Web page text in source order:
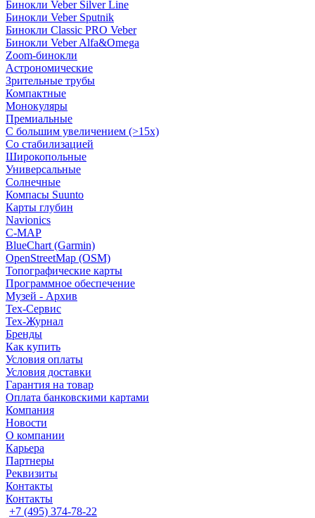
Бинокли Veber Silver Line
Бинокли Veber Sputnik
Бинокли Classic PRO Veber
Бинокли Veber Alfa&Omega
Zoom-бинокли
Астрономические
Зрительные трубы
Компактные
Монокуляры
Премиальные
С большим увеличением (>15x)
Со стабилизацией
Широкопольные
Универсальные
Солнечные
Компасы Suunto
Карты глубин
Navionics
C-MAP
BlueChart (Garmin)
OpenStreetMap (OSM)
Топографические карты
Программное обеспечение
Музей - Архив
Tex-Сервис
Тех-Журнал
Бренды
Как купить
Условия оплаты
Условия доставки
Гарантия на товар
Оплата банковскими картами
Компания
Новости
О компании
Карьера
Партнеры
Реквизиты
Контакты
Контакты
+7 (495) 374-78-22